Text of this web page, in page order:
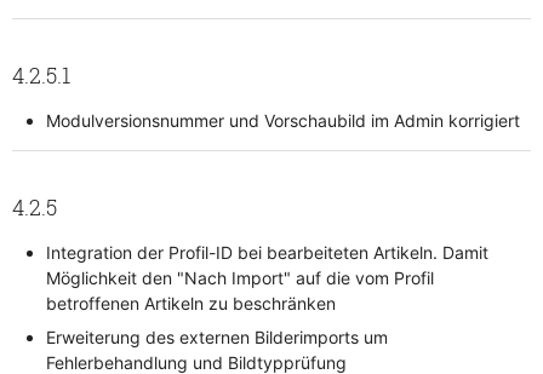
4.2.5.1
Modulversionsnummer und Vorschaubild im Admin korrigiert
4.2.5
Integration der Profil-ID bei bearbeiteten Artikeln. Damit
Möglichkeit den "Nach Import" auf die vom Profil
betroffenen Artikeln zu beschränken
Erweiterung des externen Bilderimports um
Fehlerbehandlung und Bildtypprüfung